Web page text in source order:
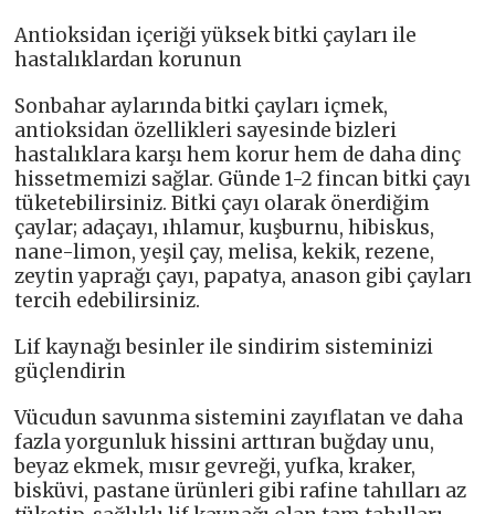
Antioksidan içeriği yüksek bitki çayları ile
hastalıklardan korunun
Sonbahar aylarında bitki çayları içmek,
antioksidan özellikleri sayesinde bizleri
hastalıklara karşı hem korur hem de daha dinç
hissetmemizi sağlar. Günde 1-2 fincan bitki çayı
tüketebilirsiniz. Bitki çayı olarak önerdiğim
çaylar; adaçayı, ıhlamur, kuşburnu, hibiskus,
nane-limon, yeşil çay, melisa, kekik, rezene,
zeytin yaprağı çayı, papatya, anason gibi çayları
tercih edebilirsiniz.
Lif kaynağı besinler ile sindirim sisteminizi
güçlendirin
Vücudun savunma sistemini zayıflatan ve daha
fazla yorgunluk hissini arttıran buğday unu,
beyaz ekmek, mısır gevreği, yufka, kraker,
bisküvi, pastane ürünleri gibi rafine tahılları az